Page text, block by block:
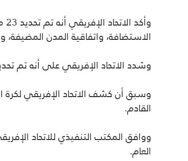
الاستضافة، واتفاقية المدن
وشدد الاتحاد الإفريقي على أنه تم تحديد الفترة من 1 يونيو حتى 15
القادم.
العام.